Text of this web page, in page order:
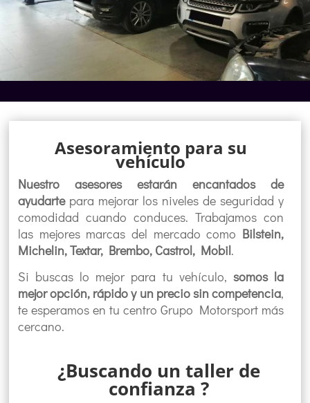
Asesoramiento para su
vehículo
Nuestro asesores estarán encantados de
ayudartepara mejorar los niveles de seguridad y
comodidad cuando conduces. Trabajamos con
las mejores marcas del mercado como Bilstein,
Michelin, Textar, Brembo, Castrol, Mobil.
Si buscas lo mejor para tu vehículo, somos la
mejor opción, rápido y un precio sin competencia,
te esperamos en tu centro Grupo Motorsport más
cercano.
¿Buscando un taller de
confianza ?